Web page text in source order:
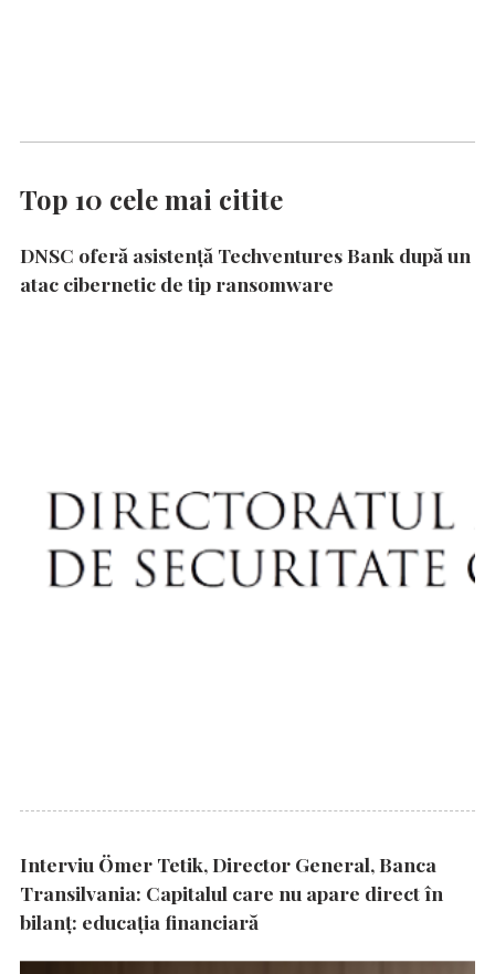
Top 10 cele mai citite
DNSC oferă asistență Techventures Bank după un
atac cibernetic de tip ransomware
Interviu Ömer Tetik, Director General, Banca
Transilvania: Capitalul care nu apare direct în
bilanț: educația financiară